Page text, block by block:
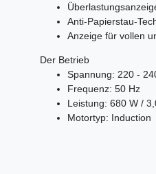
Anti-Papierstau-
Anzeige für vollen
Der Betrieb
Spannung: 220 -
Frequenz: 50 Hz
Leistung: 680 W /
Motortyp: Induction